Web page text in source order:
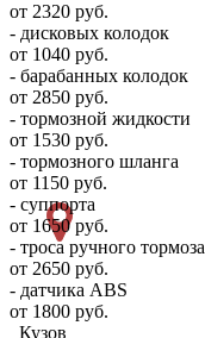
от 2320 руб.
- дисковых колодок
от 1040 руб.
- барабанных колодок
от 2850 руб.
- тормозной жидкости
от 1530 руб.
- тормозного шланга
от 1150 руб.
- суппорта
от 1650 руб.
- троса ручного тормоза
от 2650 руб.
- датчика ABS
от 1800 руб.
Кузов